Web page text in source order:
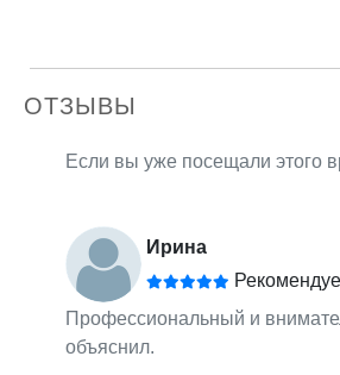
ОТЗЫВЫ
Если вы уже посещали этого
Ирина
Профессиональный и
объяснил.